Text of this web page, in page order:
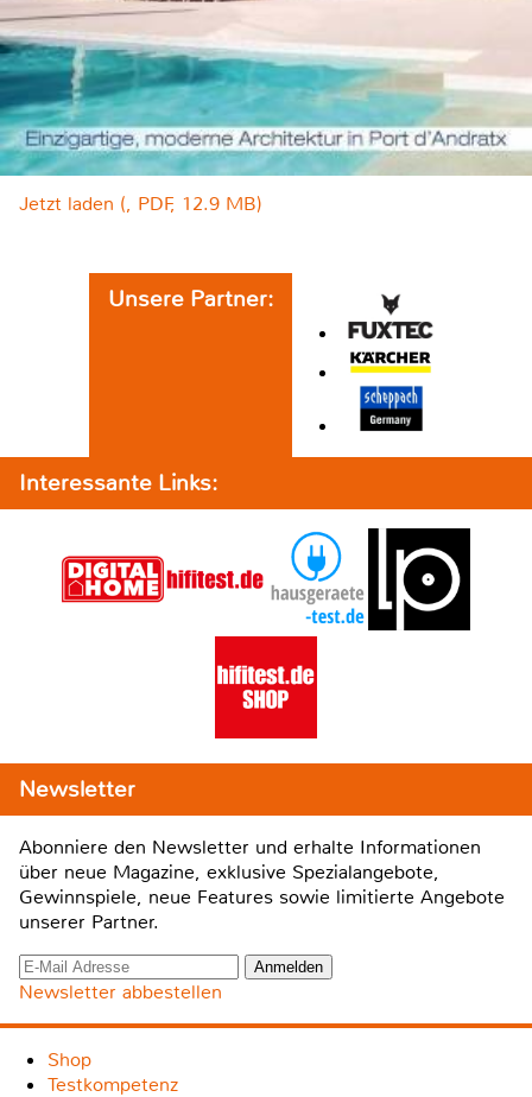
Jetzt laden (, PDF, 12.9 MB)
Unsere Partner:
Interessante Links:
Newsletter
Abonniere den Newsletter und erhalte Informationen
über neue Magazine, exklusive Spezialangebote,
Gewinnspiele, neue Features sowie limitierte Angebote
unserer Partner.
Newsletter abbestellen
Shop
Testkompetenz